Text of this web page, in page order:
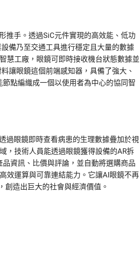
推手。透過SiC元件實現的高效能、低功
備乃至交通工具進行穩定且大量的數據
慧工廠，眼鏡可即時接收機台狀態數據並
讓眼鏡這個前端感知器，具備了強大、
點編織成一個以使用者為中心的協同智
過眼鏡即時查看病患的生理數據疊加於視
，技術人員能透過眼鏡獲得設備的AR拆
資訊、比價與評論，並自動將選購商品
效運算與可靠連結能力。它讓AI眼鏡不再
造出巨大的社會與經濟價值。